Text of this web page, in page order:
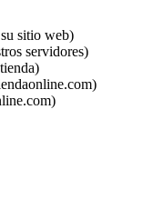
sitio web)
servidores)